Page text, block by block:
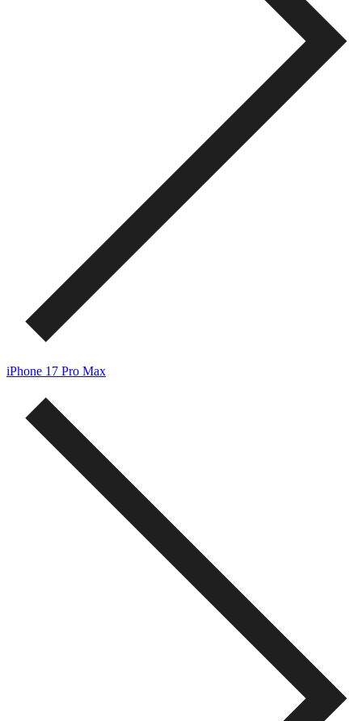
iPhone 17 Pro Max